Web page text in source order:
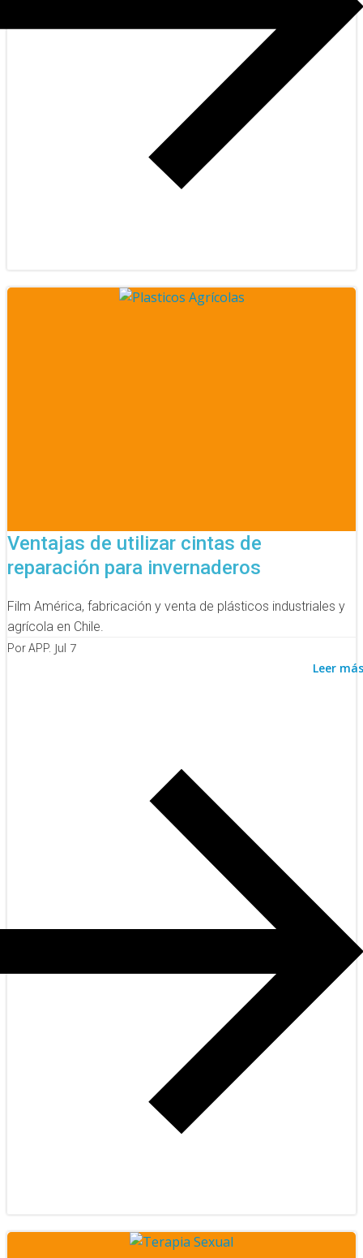
Ventajas de utilizar cintas de
reparación para invernaderos
Film América, fabricación y venta de plásticos industriales y
agrícola en Chile.
Por APP. Jul 7
Leer más